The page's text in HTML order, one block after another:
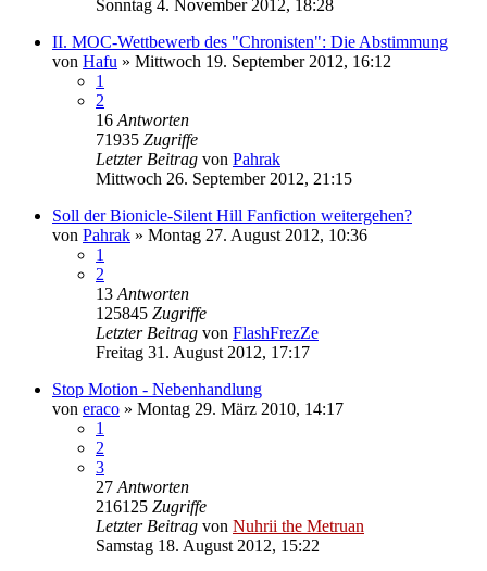
Sonntag 4. November 2012, 18:28
II. MOC-Wettbewerb des "Chronisten": Die Abstimmung
von Hafu » Mittwoch 19. September 2012, 16:12
1
2
16 Antworten
71935 Zugriffe
Letzter Beitrag von Pahrak
Mittwoch 26. September 2012, 21:15
Soll der Bionicle-Silent Hill Fanfiction weitergehen?
von Pahrak » Montag 27. August 2012, 10:36
1
2
13 Antworten
125845 Zugriffe
Letzter Beitrag von FlashFrezZe
Freitag 31. August 2012, 17:17
Stop Motion - Nebenhandlung
von eraco » Montag 29. März 2010, 14:17
1
2
3
27 Antworten
216125 Zugriffe
Letzter Beitrag von Nuhrii the Metruan
Samstag 18. August 2012, 15:22